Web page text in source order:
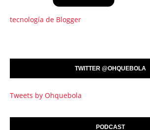
tecnología de Blogger
TWITTER @OHQUEBOLA
Tweets by Ohquebola
PODCAST